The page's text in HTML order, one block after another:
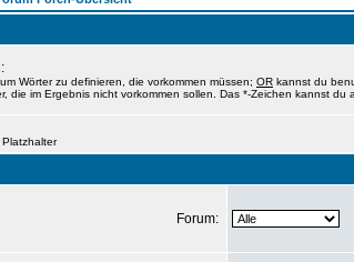
Wörter zu definieren, die vorkommen müssen; OR kannst du
die im Ergebnis nicht vorkommen sollen. Das *-Zeichen kannst du
Forum: